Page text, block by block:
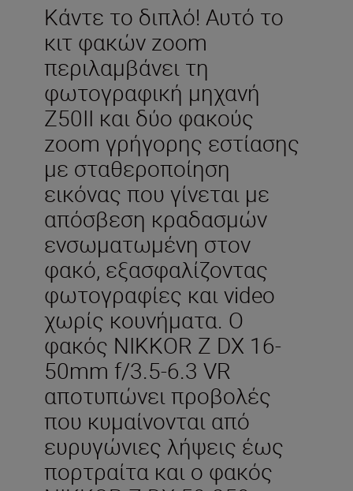
Κάντε το διπλό! Αυτό το
κιτ φακών zoom
περιλαμβάνει τη
φωτογραφική μηχανή
Z50II και δύο φακούς
zoom γρήγορης εστίασης
με σταθεροποίηση
εικόνας που γίνεται με
απόσβεση κραδασμών
ενσωματωμένη στον
φακό, εξασφαλίζοντας
φωτογραφίες και video
χωρίς κουνήματα. Ο
φακός NIKKOR Z DX 16-
50mm f/3.5-6.3 VR
αποτυπώνει προβολές
που κυμαίνονται από
ευρυγώνιες λήψεις έως
πορτραίτα και ο φακός